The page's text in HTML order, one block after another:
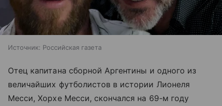
Источник: Российская газета
Отец капитана сборной Аргентины и одного из
величайших футболистов в истории Лионеля
Месси, Хорхе Месси, скончался на 69-м году